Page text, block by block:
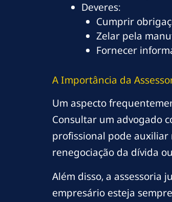
Deveres:
Cumprir
Zelar pela
Fornecer
A Importância da
Um aspecto
Consultar um advogado
profissional pode auxiliar
renegociação da dívida
Além disso, a assessoria
empresário esteja